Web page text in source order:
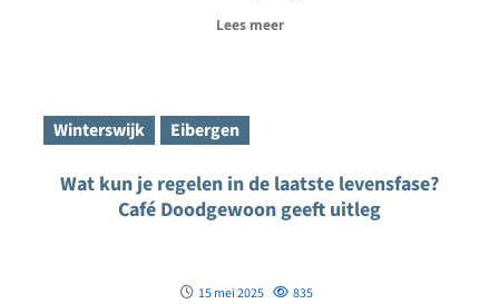
Lees meer
Winterswijk Eibergen
Wat kun je regelen in de laatste levensfase?
Café Doodgewoon geeft uitleg
15 mei 2025 835